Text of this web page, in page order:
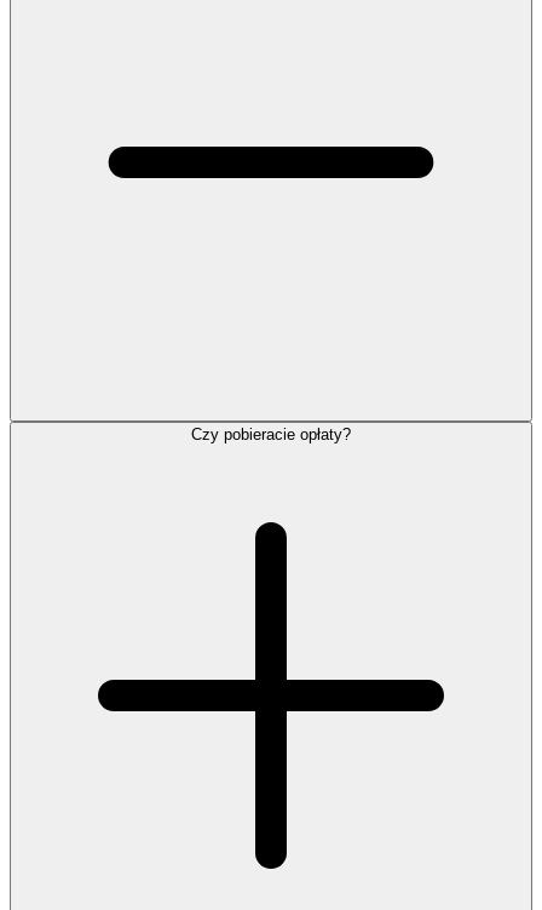
Czy pobieracie opłaty?